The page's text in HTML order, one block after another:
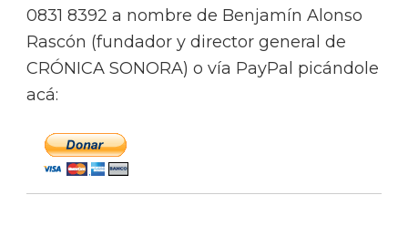
0831 8392 a nombre de Benjamín Alonso
Rascón (fundador y director general de
CRÓNICA SONORA) o vía PayPal picándole
acá: